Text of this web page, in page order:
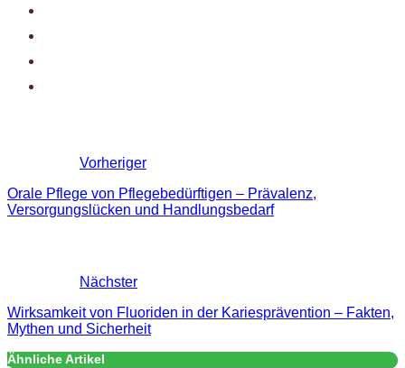
Vorheriger
Orale Pflege von Pflegebedürftigen – Prävalenz,
Versorgungslücken und Handlungsbedarf
Nächster
Wirksamkeit von Fluoriden in der Kariesprävention – Fakten,
Mythen und Sicherheit
Ähnliche Artikel